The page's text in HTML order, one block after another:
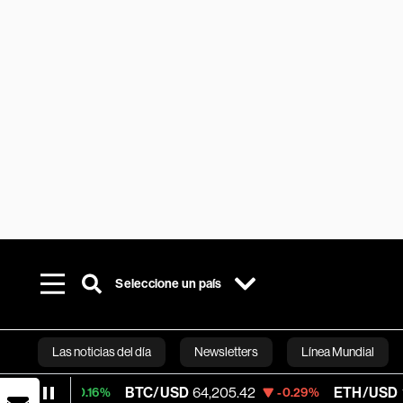
Seleccione un país
Las noticias del día Newsletters Línea Mundial
Bloomberg
BTC/USD 64,205.42 -0.29% ETH/USD 1,896.98